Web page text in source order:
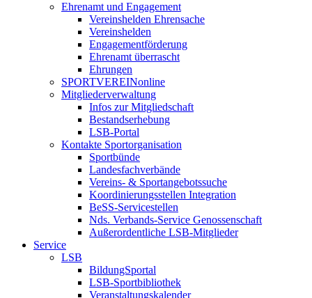
Ehrenamt und Engagement
Vereinshelden Ehrensache
Vereinshelden
Engagementförderung
Ehrenamt überrascht
Ehrungen
SPORTVEREINonline
Mitgliederverwaltung
Infos zur Mitgliedschaft
Bestandserhebung
LSB-Portal
Kontakte Sportorganisation
Sportbünde
Landesfachverbände
Vereins- & Sportangebotssuche
Koordinierungsstellen Integration
BeSS-Servicestellen
Nds. Verbands-Service Genossenschaft
Außerordentliche LSB-Mitglieder
Service
LSB
BildungSportal
LSB-Sportbibliothek
Veranstaltungskalender